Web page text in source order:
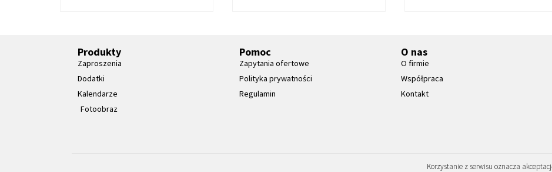
Produkty
Zaproszenia
Dodatki
Kalendarze
Fotoobraz
Pomoc
Zapytania ofertowe
Polityka prywatności
Regulamin
O nas
O firmie
Współpraca
Kontakt
Korzystanie z serwisu oznacza